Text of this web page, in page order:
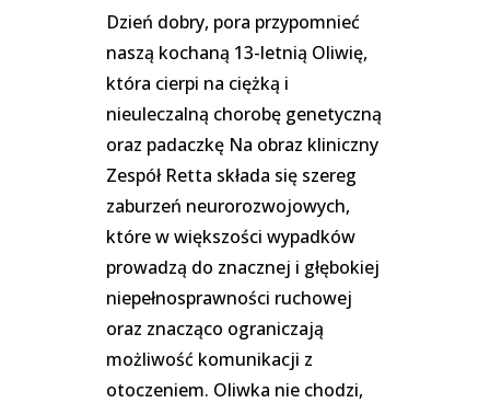
Dzień dobry, pora przypomnieć
naszą kochaną 13-letnią Oliwię,
która cierpi na ciężką i
nieuleczalną chorobę genetyczną
oraz padaczkę Na obraz kliniczny
Zespół Retta składa się szereg
zaburzeń neurorozwojowych,
które w większości wypadków
prowadzą do znacznej i głębokiej
niepełnosprawności ruchowej
oraz znacząco ograniczają
możliwość komunikacji z
otoczeniem. Oliwka nie chodzi,